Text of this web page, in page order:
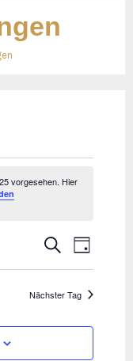
vorgesehen. Hier
Suche
Tag
Nächster Tag